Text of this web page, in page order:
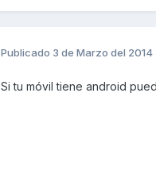
Publicado 3 de Marzo del 2014
Si tu móvil tiene android